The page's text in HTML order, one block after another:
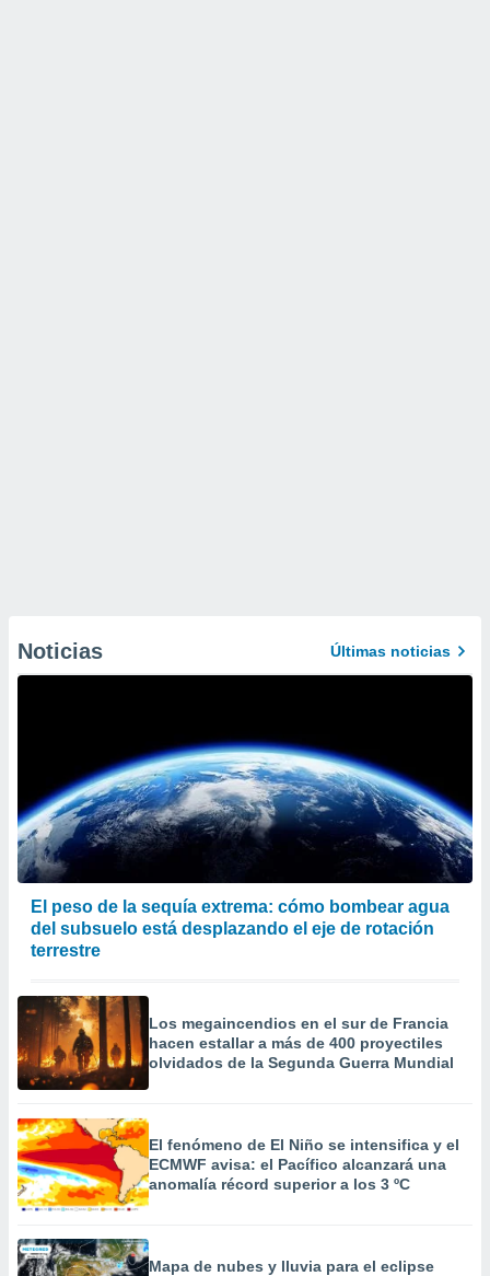
Noticias Últimas noticias
El peso de la sequía extrema: cómo bombear agua
del subsuelo está desplazando el eje de rotación
terrestre
Los megaincendios en el sur de Francia
hacen estallar a más de 400 proyectiles
olvidados de la Segunda Guerra Mundial
El fenómeno de El Niño se intensifica y el
ECMWF avisa: el Pacífico alcanzará una
anomalía récord superior a los 3 ºC
Mapa de nubes y lluvia para el eclipse